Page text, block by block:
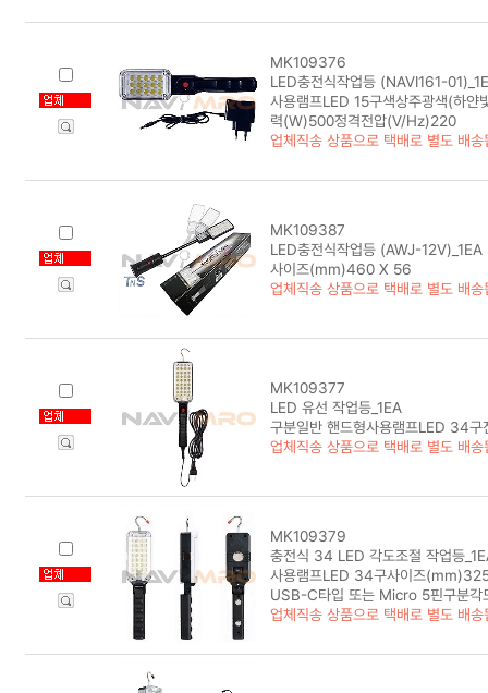
MK109376
LED충전식작업등 (NAVI161-
사용램프LED 15구색상주광색(하
력(W)500정격전압(V/Hz)220
업체직송 상품으로 택배로 별도 배송
MK109387
LED충전식작업등 (AWJ-12V)_1EA
사이즈(mm)460 X 56
업체직송 상품으로 택배로 별도 배송
MK109377
LED 유선 작업등_1EA
구분일반 핸드형사용램프LED 34
업체직송 상품으로 택배로 별도 배송
MK109379
충전식 34 LED 각도조절 작업등
사용램프LED 34구사이즈
USB-C타입 또는 Micro 5핀구분각
업체직송 상품으로 택배로 별도 배송